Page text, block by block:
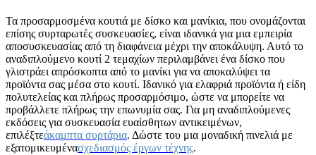
Τα προσαρμοσμένα κουτιά με δίσκο και μανίκια, που ονομάζονται
επίσης συρταρωτές συσκευασίες, είναι ιδανικά για μια εμπειρία
αποσυσκευασίας από τη διαφάνεια μέχρι την αποκάλυψη. Αυτό το
αναδιπλούμενο κουτί 2 τεμαχίων περιλαμβάνει ένα δίσκο που
γλιστράει απρόσκοπτα από το μανίκι για να αποκαλύψει τα
προϊόντα σας μέσα στο κουτί. Ιδανικό για ελαφριά προϊόντα ή είδη
πολυτελείας και πλήρως προσαρμόσιμο, ώστε να μπορείτε να
προβάλλετε πλήρως την επωνυμία σας. Για μη αναδιπλούμενες
εκδόσεις για συσκευασία ευαίσθητων αντικειμένων,
επιλέξτεάκαμπτα συρτάρια. Δώστε του μια μοναδική πινελιά με
εξατομικευμένασχεδιασμός έργων τέχνης.